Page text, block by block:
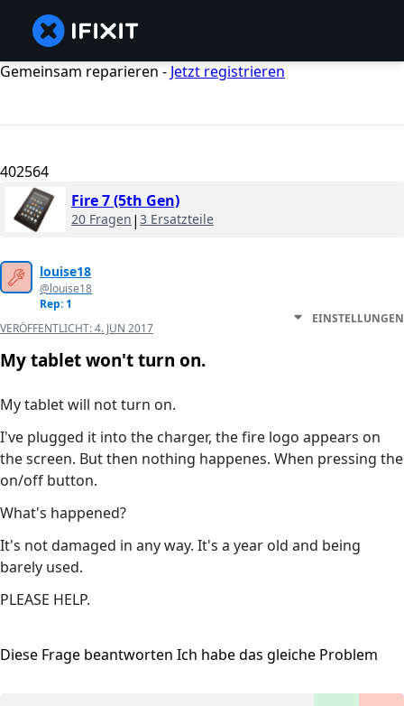
Gemeinsam reparieren - Jetzt registrieren
402564
Fire 7 (5th Gen)
20 Fragen | 3 Ersatzteile
louise18
@louise18
Rep: 1
VERÖFFENTLICHT:4. JUN 2017
EINSTELLUNGEN
My tablet won't turn on.
My tablet will not turn on.
I've plugged it into the charger, the fire logo appears on
the screen. But then nothing happenes. When pressing the
on/off button.
What's happened?
It's not damaged in any way. It's a year old and being
barely used.
PLEASE HELP.
Diese Frage beantworten Ich habe das gleiche Problem